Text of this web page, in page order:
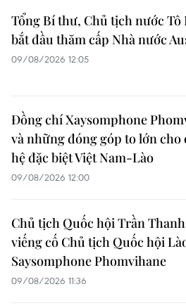
Tổng Bí thư, Chủ tịch nước Tô
bắt đầu thăm cấp Nhà nước
09/08/2026 12:05
Đồng chí Xaysomphone
và những đóng góp to lớn cho
hệ đặc biệt Việt Nam-Lào
09/08/2026 12:00
Chủ tịch Quốc hội Trần
viếng cố Chủ tịch Quốc hội
Saysomphone Phomvihane
09/08/2026 11:36